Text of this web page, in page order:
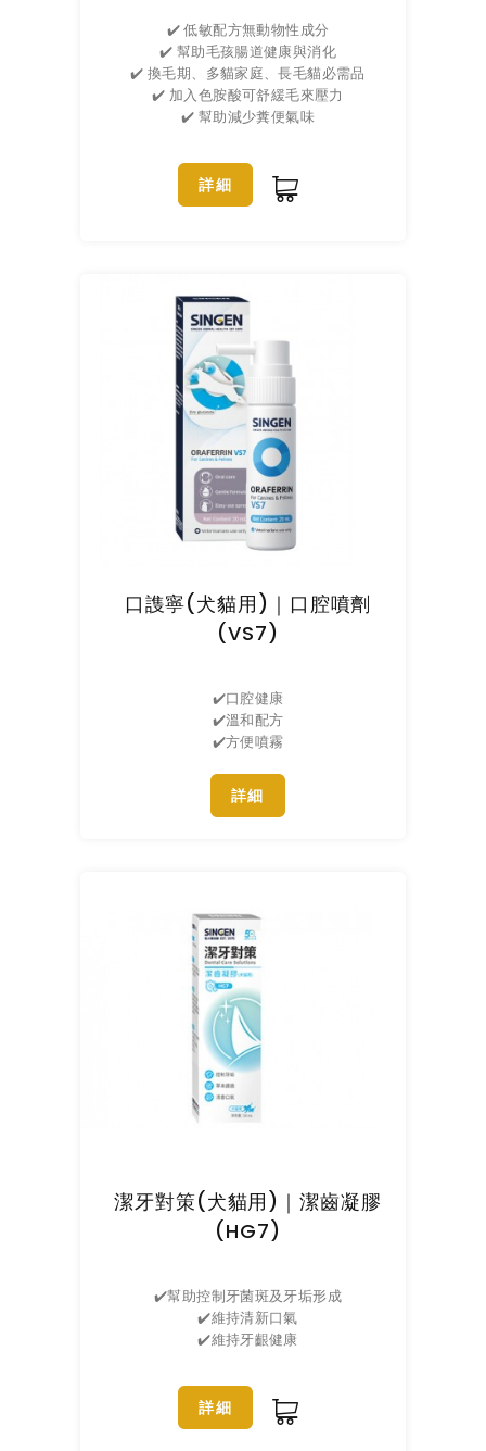
✔️ 低敏配方無動物性成分
✔️ 幫助毛孩腸道健康與消化
✔️ 換毛期、多貓家庭、長毛貓必需品
✔️ 加入色胺酸可舒緩毛來壓力
✔️ 幫助減少糞便氣味
詳細
口謢寧(犬貓用)｜口腔噴劑
(VS7)
✔️口腔健康
✔️溫和配方
✔️方便噴霧
詳細
潔牙對策(犬貓用)｜潔齒凝膠
(HG7)
✔️幫助控制牙菌斑及牙垢形成
✔️維持清新口氣
✔️維持牙齦健康
詳細